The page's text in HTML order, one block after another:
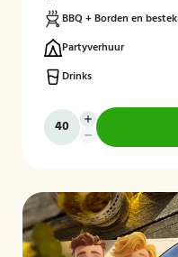
BBQ + Borden en bestek
Partyverhuur
Drinks